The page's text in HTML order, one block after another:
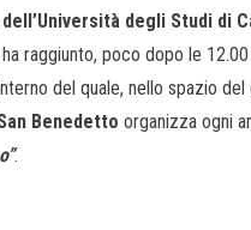
degli Studi di
raggiunto, poco dopo le
del quale, nello spazio del
Benedetto organizza ogni
.